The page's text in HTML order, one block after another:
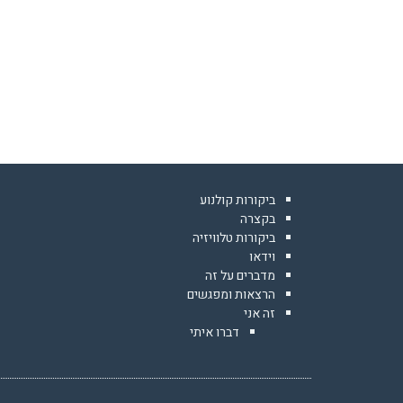
ביקורות קולנוע
בקצרה
ביקורות טלוויזיה
וידאו
מדברים על זה
הרצאות ומפגשים
זה אני
דברו איתי